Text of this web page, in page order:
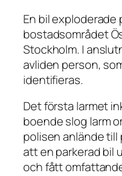
En bil exploderade
bostadsområdet
Stockholm. I
avliden person,
identifieras.
Det första larmet
boende slog larm
polisen anlände
att en parkerad bil
och fått